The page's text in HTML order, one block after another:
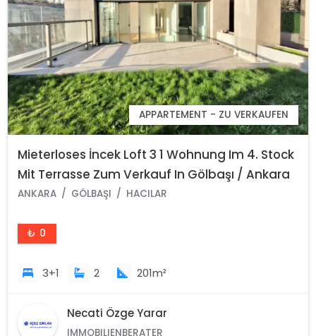
APPARTEMENT - ZU VERKAUFEN
Mieterloses İncek Loft 3 1 Wohnung Im 4. Stock
Mit Terrasse Zum Verkauf In Gölbaşı / Ankara
/Türkei
ANKARA GÖLBAŞI HACILAR
₺ 0
3+1 2 201m²
Necati Özge Yarar
IMMOBILIENBERATER